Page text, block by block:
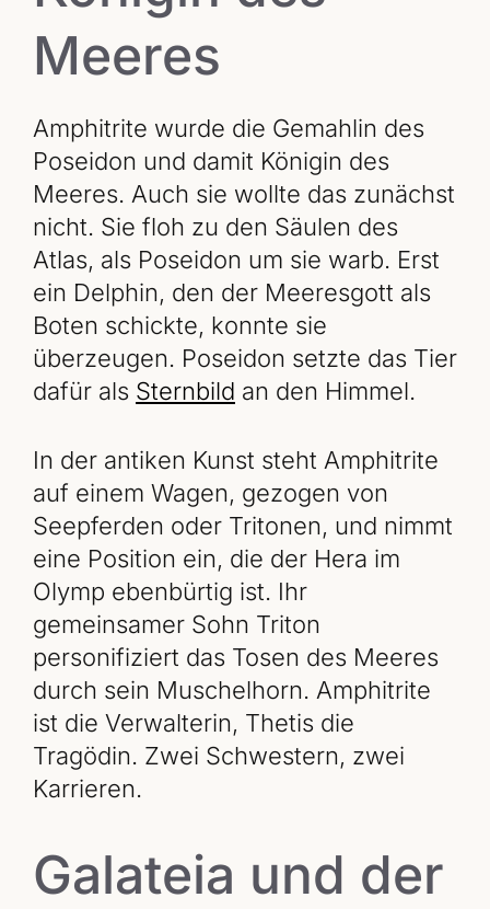
Meeres
Amphitrite wurde die Gemahlin des
Poseidon und damit Königin des
Meeres. Auch sie wollte das zunächst
nicht. Sie floh zu den Säulen des
Atlas, als Poseidon um sie warb. Erst
ein Delphin, den der Meeresgott als
Boten schickte, konnte sie
überzeugen. Poseidon setzte das Tier
dafür als Sternbild an den Himmel.
In der antiken Kunst steht Amphitrite
auf einem Wagen, gezogen von
Seepferden oder Tritonen, und nimmt
eine Position ein, die der Hera im
Olymp ebenbürtig ist. Ihr
gemeinsamer Sohn Triton
personifiziert das Tosen des Meeres
durch sein Muschelhorn. Amphitrite
ist die Verwalterin, Thetis die
Tragödin. Zwei Schwestern, zwei
Karrieren.
Galateia und der